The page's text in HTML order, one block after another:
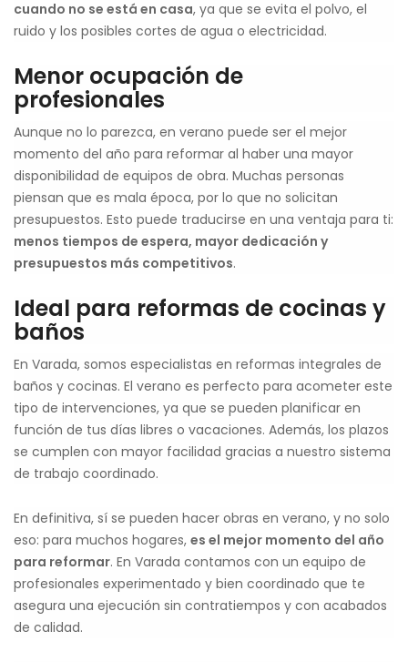
cuando no se está en casa, ya que se evita el polvo, el
ruido y los posibles cortes de agua o electricidad.
Menor ocupación de
profesionales
Aunque no lo parezca, en verano puede ser el mejor
momento del año para reformar al haber una mayor
disponibilidad de equipos de obra. Muchas personas
piensan que es mala época, por lo que no solicitan
presupuestos. Esto puede traducirse en una ventaja para ti:
menos tiempos de espera, mayor dedicación y
presupuestos más competitivos.
Ideal para reformas de cocinas y
baños
En Varada, somos especialistas en reformas integrales de
baños y cocinas. El verano es perfecto para acometer este
tipo de intervenciones, ya que se pueden planificar en
función de tus días libres o vacaciones. Además, los plazos
se cumplen con mayor facilidad gracias a nuestro sistema
de trabajo coordinado.
En definitiva, sí se pueden hacer obras en verano, y no solo
eso: para muchos hogares, es el mejor momento del año
para reformar. En Varada contamos con un equipo de
profesionales experimentado y bien coordinado que te
asegura una ejecución sin contratiempos y con acabados
de calidad.